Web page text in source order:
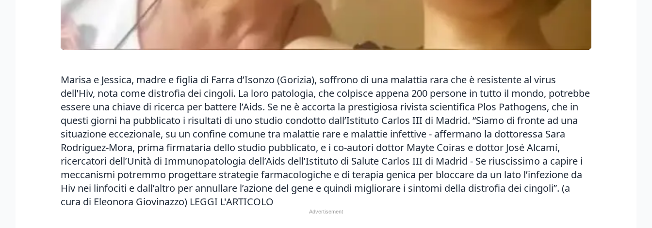
Marisa e Jessica, madre e figlia di Farra d’Isonzo (Gorizia), soffrono di una malattia rara che è resistente al virus
dell’Hiv, nota come distrofia dei cingoli. La loro patologia, che colpisce appena 200 persone in tutto il mondo, potrebbe
essere una chiave di ricerca per battere l’Aids. Se ne è accorta la prestigiosa rivista scientifica Plos Pathogens, che in
questi giorni ha pubblicato i risultati di uno studio condotto dall’Istituto Carlos III di Madrid. “Siamo di fronte ad una
situazione eccezionale, su un confine comune tra malattie rare e malattie infettive - affermano la dottoressa Sara
Rodríguez-Mora, prima firmataria dello studio pubblicato, e i co-autori dottor Mayte Coiras e dottor José Alcamí,
ricercatori dell’Unità di Immunopatologia dell’Aids dell’Istituto di Salute Carlos III di Madrid - Se riuscissimo a capire i
meccanismi potremmo progettare strategie farmacologiche e di terapia genica per bloccare da un lato l’infezione da
Hiv nei linfociti e dall’altro per annullare l’azione del gene e quindi migliorare i sintomi della distrofia dei cingoli”. (a
cura di Eleonora Giovinazzo) LEGGI L'ARTICOLO